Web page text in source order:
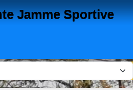
Jamme Sportive